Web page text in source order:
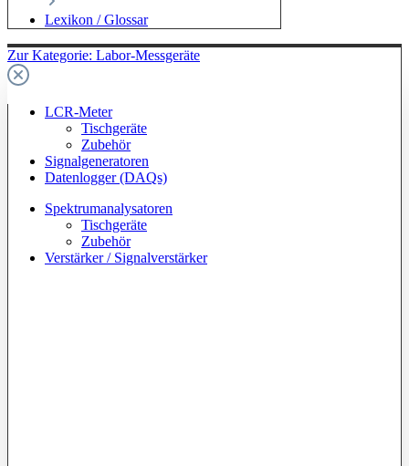
Lexikon / Glossar
Zur Kategorie: Labor-Messgeräte
LCR-Meter
Tischgeräte
Zubehör
Signalgeneratoren
Datenlogger (DAQs)
Spektrumanalysatoren
Tischgeräte
Zubehör
Verstärker / Signalverstärker